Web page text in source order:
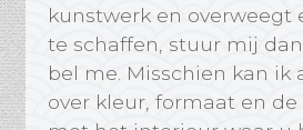
kunstwerk en overweegt
te schaffen, stuur mij
bel me. Misschien kan ik
over kleur, formaat en